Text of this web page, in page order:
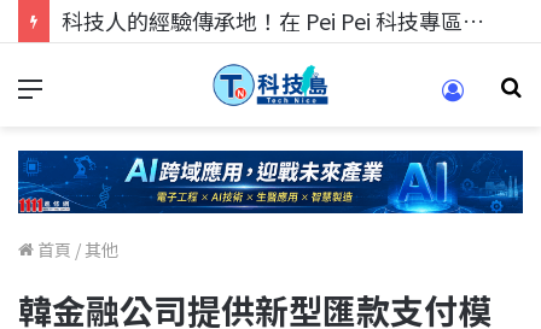
科技人的經驗傳承地！在 Pei Pei 科技專區，與學弟妹交流最硬核的技術
首頁 /其他
韓金融公司提供新型匯款支付模